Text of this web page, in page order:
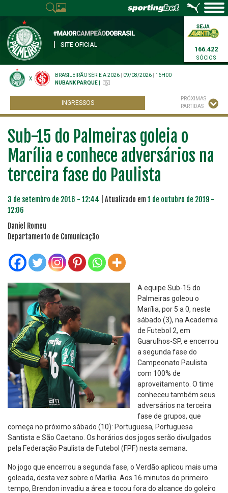
SITE OFICIAL
166.422
SÓCIOS
X
BRASILEIRÃO SÉRIE A 2026 09/08/2026
16H00
NUBANK PARQUE
INGRESSOS
PRÓXIMAS
PARTIDAS
Sub-15 do Palmeiras goleia o
Marília e conhece adversários na
terceira fase do Paulista
3 de setembro de 2016 - 12:44 | Atualizado em1 de outubro de 2019 -
12:06
Daniel Romeu
Departamento de Comunicação
A equipe Sub-15 do
Palmeiras goleou o
Marília, por 5 a 0, neste
sábado (3), na Academia
de Futebol 2, em
Guarulhos-SP, e encerrou
a segunda fase do
Campeonato Paulista
com 100% de
aproveitamento. O time
conheceu também seus
adversários na terceira
fase de grupos, que
começa no próximo sábado (10): Portuguesa, Portuguesa
Santista e São Caetano. Os horários dos jogos serão divulgados
pela Federação Paulista de Futebol (FPF) nesta semana.
No jogo que encerrou a segunda fase, o Verdão aplicou mais uma
goleada, desta vez sobre o Marília. Aos 16 minutos do primeiro
tempo, Brendon invadiu a área e tocou fora do alcance do goleiro